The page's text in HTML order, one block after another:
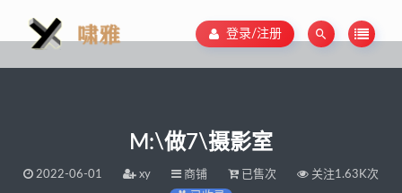
登录/注册
M:\做7\摄影室
2022-06-01 xy 商铺 已售次
关注1.63K次